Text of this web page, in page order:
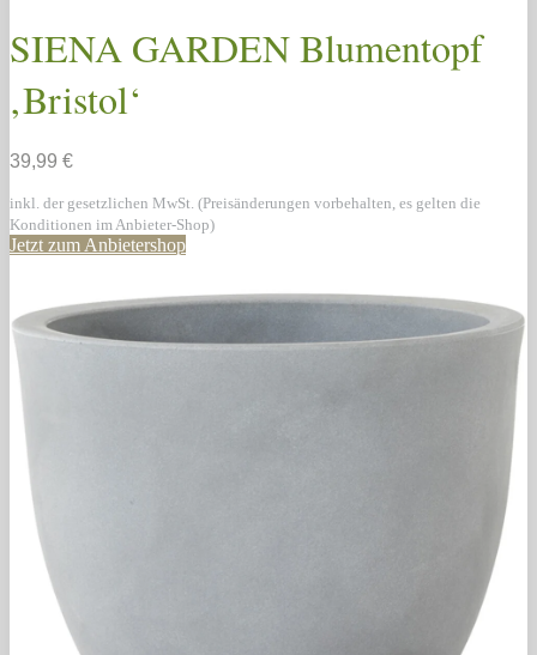
SIENA GARDEN Blumentopf
‚Bristol‘
39,99 €
inkl. der gesetzlichen MwSt. (Preisänderungen vorbehalten, es gelten die
Konditionen im Anbieter-Shop)
Jetzt zum Anbietershop